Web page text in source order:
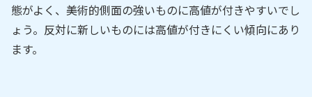
態がよく、美術的側面の強いものに高値が付きやすいでし
ょう。反対に新しいものには高値が付きにくい傾向にあり
ます。